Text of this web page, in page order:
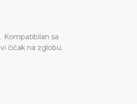
Kompatibilan sa
čičak na zglobu.